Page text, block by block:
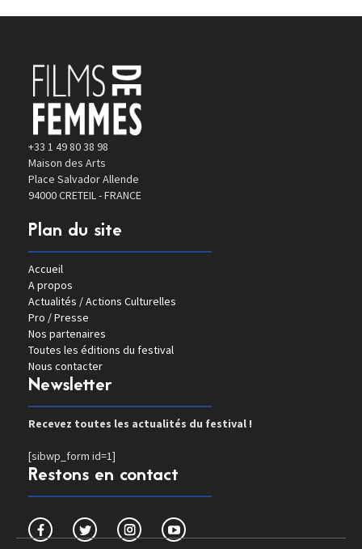
+33 1 49 80 38 98
Maison des Arts
Place Salvador Allende
94000 CRETEIL - FRANCE
Plan du site
Accueil
A propos
Actualités / Actions Culturelles
Pro / Presse
Nos partenaires
Toutes les éditions du festival
Nous contacter
Newsletter
Recevez toutes les actualités du festival !
[sibwp_form id=1]
Restons en contact